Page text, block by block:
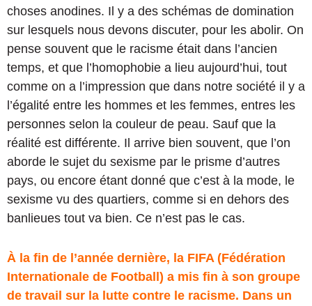
choses anodines. Il y a des schémas de domination
sur lesquels nous devons discuter, pour les abolir. On
pense souvent que le racisme était dans l’ancien
temps, et que l’homophobie a lieu aujourd’hui, tout
comme on a l’impression que dans notre société il y a
l’égalité entre les hommes et les femmes, entres les
personnes selon la couleur de peau. Sauf que la
réalité est différente. Il arrive bien souvent, que l’on
aborde le sujet du sexisme par le prisme d’autres
pays, ou encore étant donné que c’est à la mode, le
sexisme vu des quartiers, comme si en dehors des
banlieues tout va bien. Ce n’est pas le cas.
À la fin de l’année dernière, la FIFA (Fédération
Internationale de Football) a mis fin à son groupe
de travail sur la lutte contre le racisme. Dans un